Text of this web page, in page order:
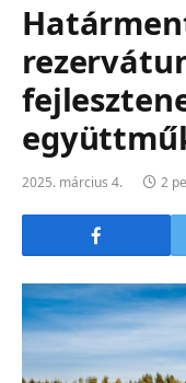
2025. március 4. 2